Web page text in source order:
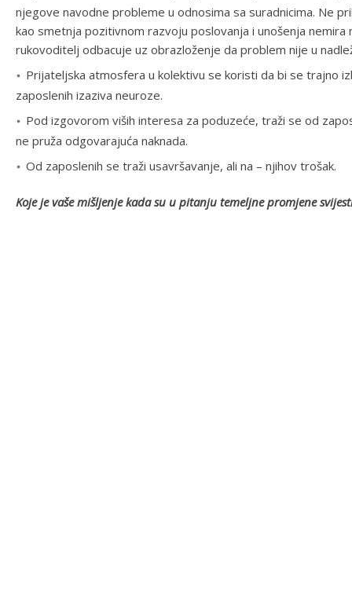
njegove navodne probleme u odnosima sa suradnicima. Ne
kao smetnja pozitivnom razvoju poslovanja i unošenja
rukovoditelj odbacuje uz obrazloženje da problem nije u
Prijateljska atmosfera u kolektivu se koristi da bi se trajno
zaposlenih izaziva neuroze.
Pod izgovorom viših interesa za poduzeće, traži se od
ne pruža odgovarajuća naknada.
Od zaposlenih se traži usavršavanje, ali na – njihov trošak.
Koje je vaše mišljenje kada su u pitanju temeljne promjene